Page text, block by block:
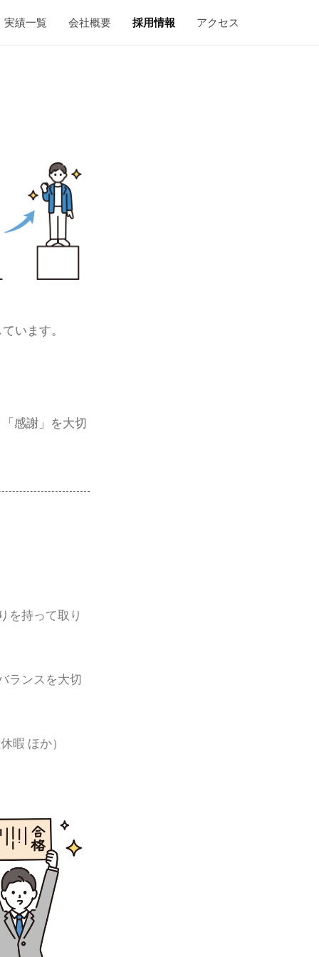
実績一覧 会社概要 採用情報 アクセス
います。
感謝」を大切
を持って取り
ランスを大切
暇 ほか）